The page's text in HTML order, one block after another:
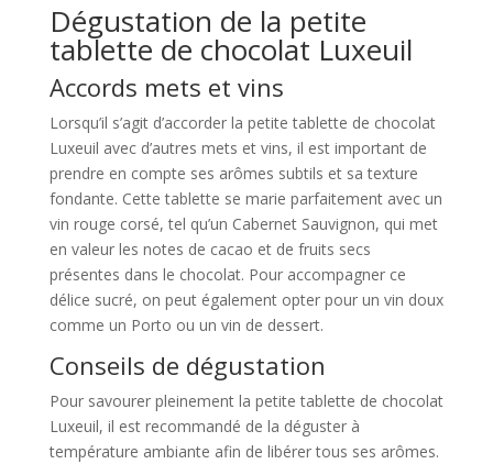
Dégustation de la petite
tablette de chocolat Luxeuil
Accords mets et vins
Lorsqu’il s’agit d’accorder la petite tablette de chocolat
Luxeuil avec d’autres mets et vins, il est important de
prendre en compte ses arômes subtils et sa texture
fondante. Cette tablette se marie parfaitement avec un
vin rouge corsé, tel qu’un Cabernet Sauvignon, qui met
en valeur les notes de cacao et de fruits secs
présentes dans le chocolat. Pour accompagner ce
délice sucré, on peut également opter pour un vin doux
comme un Porto ou un vin de dessert.
Conseils de dégustation
Pour savourer pleinement la petite tablette de chocolat
Luxeuil, il est recommandé de la déguster à
température ambiante afin de libérer tous ses arômes.